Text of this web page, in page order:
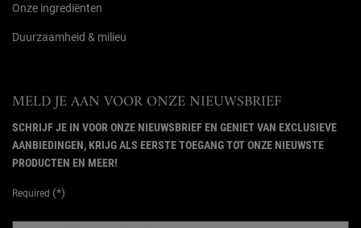
Onze ingrediënten
Duurzaamheid & milieu
MELD JE AAN VOOR ONZE NIEUWSBRIEF
SCHRIJF JE IN VOOR ONZE NIEUWSBRIEF EN GENIET VAN EXCLUSIEVE
AANBIEDINGEN, KRIJG ALS EERSTE TOEGANG TOT ONZE NIEUWSTE
PRODUCTEN EN MEER!
Required (*)